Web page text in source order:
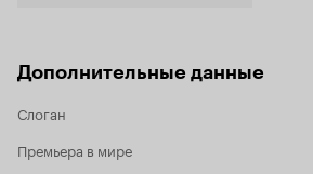
Дополнительные данные
Слоган
Премьера в мире